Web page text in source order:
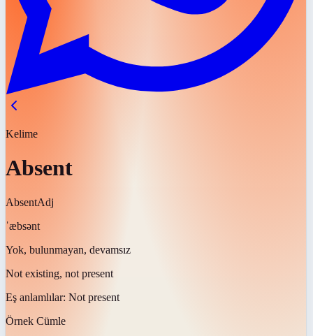
Kelime
Absent
AbsentAdj
ˈæbsənt
Yok, bulunmayan, devamsız
Not existing, not present
Eş anlamlılar: Not present
Örnek Cümle